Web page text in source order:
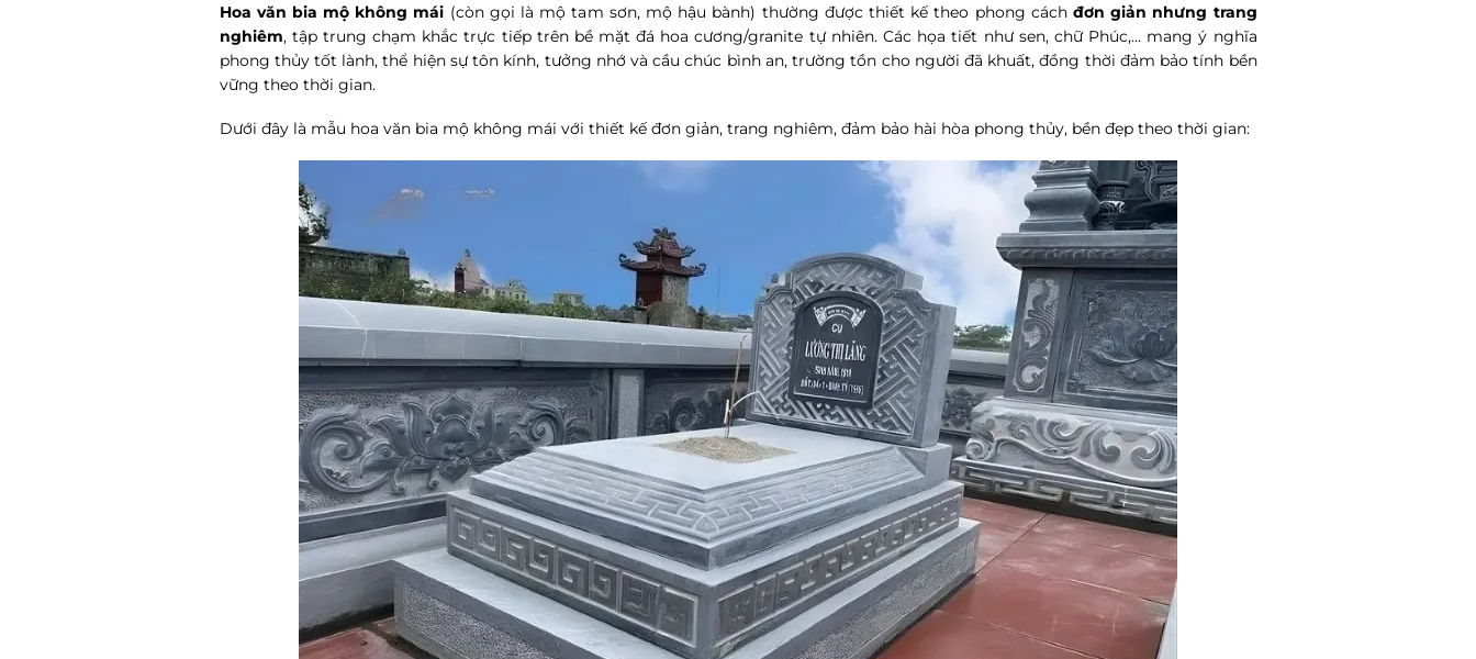
Hoa văn bia mộ không mái (còn gọi là mộ tam sơn, mộ hậu bành) thường được thiết kế theo phong cách đơn giản nhưng trang
nghiêm, tập trung chạm khắc trực tiếp trên bề mặt đá hoa cương/granite tự nhiên. Các họa tiết như sen, chữ Phúc,… mang ý nghĩa
phong thủy tốt lành, thể hiện sự tôn kính, tưởng nhớ và cầu chúc bình an, trường tồn cho người đã khuất, đồng thời đảm bảo tính bền
vững theo thời gian.
Dưới đây là mẫu hoa văn bia mộ không mái với thiết kế đơn giản, trang nghiêm, đảm bảo hài hòa phong thủy, bền đẹp theo thời gian: